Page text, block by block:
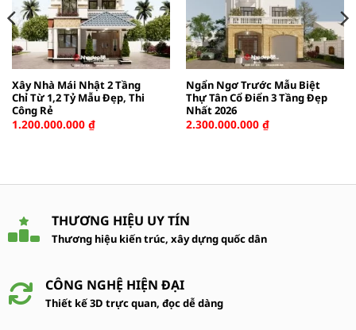
Xây Nhà Mái Nhật 2 Tầng
Chỉ Từ 1,2 Tỷ Mẫu Đẹp, Thi
Công Rẻ
1.200.000.000 ₫
Ngẩn Ngơ Trước Mẫu Biệt
Thự Tân Cổ Điển 3 Tầng Đẹp
Nhất 2026
2.300.000.000 ₫
THƯƠNG HIỆU UY TÍN
Thương hiệu kiến trúc, xây dựng quốc dân
CÔNG NGHỆ HIỆN ĐẠI
Thiết kế 3D trực quan, đọc dễ dàng